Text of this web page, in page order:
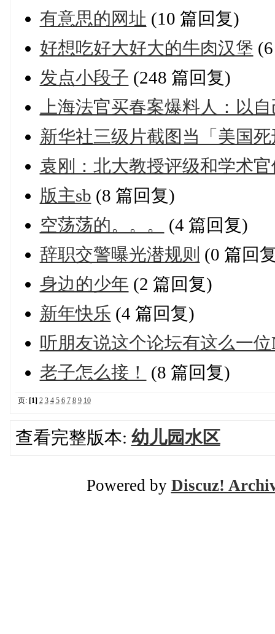
有意思的网址 (10 篇回复)
好想吃好大好大的牛肉汉堡
发点小段子 (248 篇回复)
上海法官买春案爆料人：以
新华社三级片截图当「美国
袁刚：北大教授评级和学术
版主sb (8 篇回复)
空荡荡的。。。
(4 篇回复)
辞职交警曝光潜规则 (0 篇回
身边的少年 (2 篇回复)
新年快乐 (4 篇回复)
听朋友说这个论坛有这么一
老子怎么接！
(8 篇回复)
页: [1] 2 3 4 5 6 7 8 9 10
查看完整版本: 幼儿园水区
Powered by Discuz!